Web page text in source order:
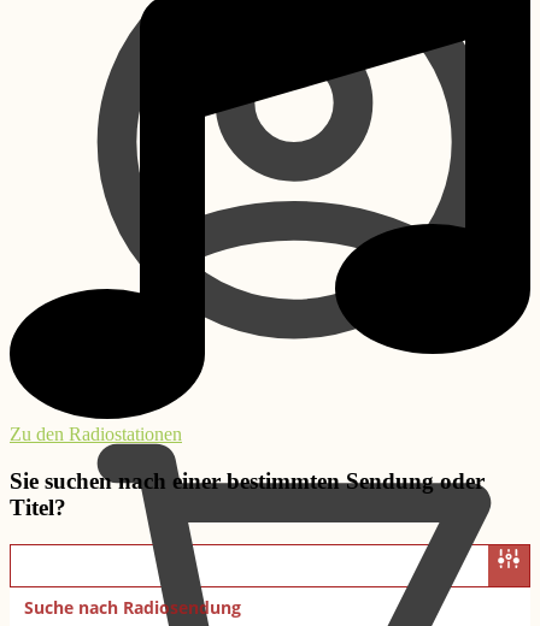
Zu den Radiostationen
Sie suchen nach einer bestimmten Sendung oder
Titel?